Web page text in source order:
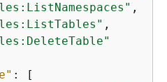
,
,
: [